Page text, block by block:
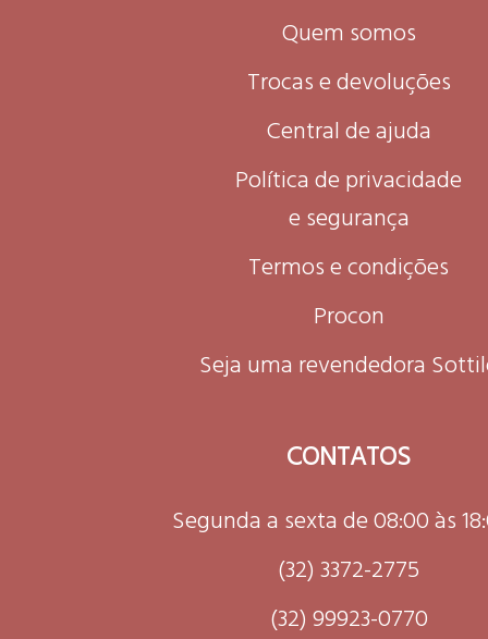
Quem somos
Trocas e devoluções
Central de ajuda
Política de privacidade
e segurança
Termos e condições
Procon
Seja uma revendedora
CONTATOS
Segunda a sexta de 08:00 às
(32) 3372-2775
(32) 99923-0770